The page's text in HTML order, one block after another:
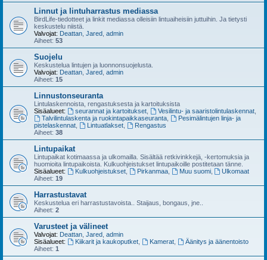
Linnut ja lintuharrastus mediassa
BirdLife-tiedotteet ja linkit mediassa olleisiin lintuaiheisiin juttuihin. Ja tietysti
keskustelu niistä.
Valvojat: Deattan Jared admin
Aiheet: 53
Suojelu
Keskustelua lintujen ja luonnonsuojelusta.
Valvojat: Deattan Jared admin
Aiheet: 15
Linnustonseuranta
Lintulaskennoista, rengastuksesta ja kartoituksista
Sisäalueet:
seurannat ja kartoitukset, Vesilintu- ja saaristolintulaskennat,
Talvilintulaskenta ja ruokintapaikkaseuranta,
Pesimälintujen linja- ja
pistelaskennat
Lintuatlakset,
Rengastus
Aiheet: 38
Lintupaikat
Lintupaikat kotimaassa ja ulkomailla. Sisältää retkivinkkejä, -kertomuksia ja
huomioita lintupaikoista. Kulkuohjeistukset lintupaikoille postitetaan tänne.
Sisäalueet:
Kulkuohjeistukset, Pirkanmaa, Muu suomi,
Ulkomaat
Aiheet: 19
Harrastustavat
Keskustelua eri harrastustavoista.. Staijaus, bongaus, jne..
Aiheet: 2
Varusteet ja välineet
Valvojat: Deattan Jared admin
Sisäalueet:
Kiikarit ja kaukoputket, Kamerat,
Äänitys ja äänentoisto
Aiheet: 1